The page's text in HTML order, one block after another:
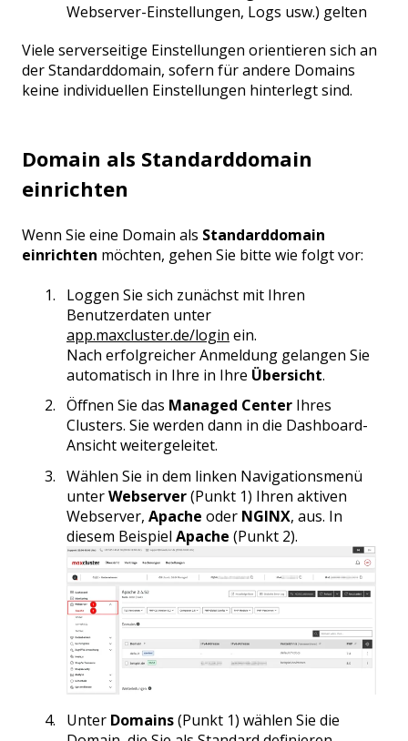
Webserver-Einstellungen, Logs usw.) gelten
Viele serverseitige Einstellungen orientieren sich an
der Standarddomain, sofern für andere Domains
keine individuellen Einstellungen hinterlegt sind.
Domain als Standarddomain
einrichten
Wenn Sie eine Domain als Standarddomain
einrichten möchten, gehen Sie bitte wie folgt vor:
Loggen Sie sich zunächst mit Ihren
Benutzerdaten unter
app.maxcluster.de/login ein.
Nach erfolgreicher Anmeldung gelangen Sie
automatisch in Ihre in Ihre Übersicht.
Öffnen Sie das Managed Center Ihres
Clusters. Sie werden dann in die Dashboard-
Ansicht weitergeleitet.
Wählen Sie in dem linken Navigationsmenü
unterWebserver(Punkt 1) Ihren aktiven
Webserver, Apache oder NGINX, aus. In
diesem Beispiel Apache (Punkt 2).
Unter Domains(Punkt 1) wählen Sie die